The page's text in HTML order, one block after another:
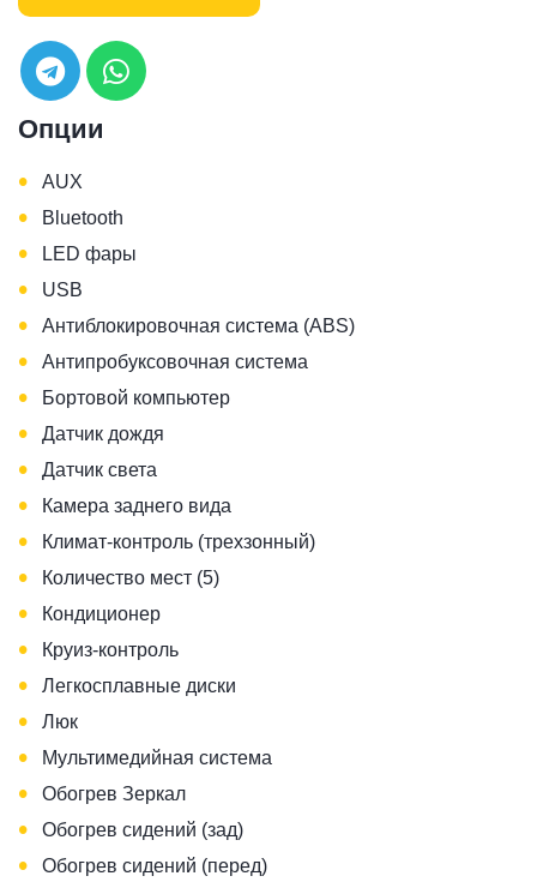
Опции
• AUX
• Bluetooth
• LED фары
• USB
• Антиблокировочная система (ABS)
• Антипробуксовочная система
• Бортовой компьютер
• Датчик дождя
• Датчик света
• Камера заднего вида
• Климат-контроль (трехзонный)
• Количество мест (5)
• Кондиционер
• Круиз-контроль
• Легкосплавные диски
• Люк
• Мультимедийная система
• Обогрев Зеркал
• Обогрев сидений (зад)
• Обогрев сидений (перед)